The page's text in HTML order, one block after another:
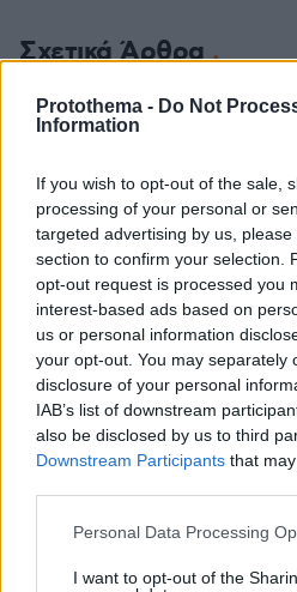
Protothema - Do Not
Information
If you wish to opt-out of the sale,
processing of your personal or
targeted advertising by us,
section to confirm your selection.
opt-out request is processed you
interest-based ads based on
us or personal information
your opt-out. You may separately
disclosure of your personal
IAB’s list of downstream
also be disclosed by us to third
Downstream Participants that
Please note that this website/app
not limited to your visit or usage
Personal Data Processing
I want to opt-out of the
Σχετικά Άρθρα